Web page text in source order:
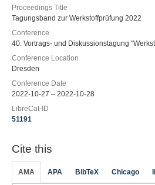
Proceedings Title
Tagungsband zur Werkstoffprüfung 2022
Conference
40. Vortrags- und Diskussionstagung
Conference Location
Dresden
Conference Date
2022-10-27 – 2022-10-28
LibreCat-ID
51191
Cite this
AMA APA BibTeX Chicago